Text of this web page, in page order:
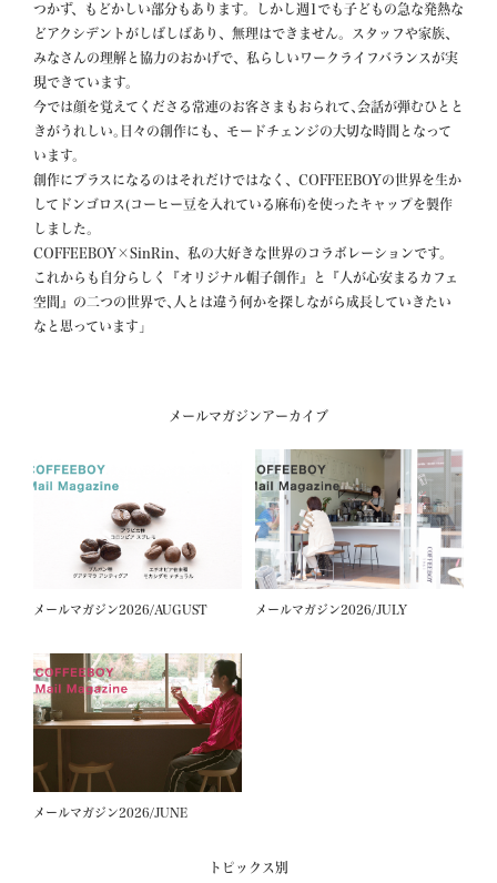
つかず、もどかしい部分もあります。しかし週1でも子どもの急な発熱な
どアクシデントがしばしばあり、無理はできません。スタッフや家族、
みなさんの理解と協力のおかげで、私らしいワークライフバランスが実
現できています。
今では顔を覚えてくださる常連のお客さまもおられて､会話が弾むひとと
きがうれしい｡日々の創作にも、モードチェンジの大切な時間となって
います。
創作にプラスになるのはそれだけではなく、COFFEEBOYの世界を生か
してドンゴロス(コーヒー豆を入れている麻布)を使ったキャップを製作
しました。
COFFEEBOY×SinRin、私の大好きな世界のコラボレーションです。
これからも自分らしく『オリジナル帽子創作』と『人が心安まるカフェ
空間』の二つの世界で､人とは違う何かを探しながら成長していきたい
なと思っています」
メールマガジンアーカイブ
メールマガジン2026/AUGUST メールマガジン2026/JULY
メールマガジン2026/JUNE
トピックス別